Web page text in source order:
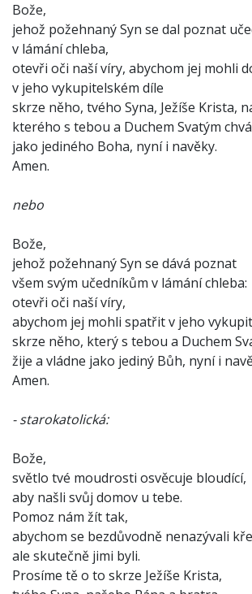
Bože,
jehož požehnaný Syn se dal poznat
v lámání chleba,
otevři oči naší víry, abychom jej mohli
v jeho vykupitelském díle
skrze něho, tvého Syna, Ježíše Krista,
kterého s tebou a Duchem Svatým
jako jediného Boha, nyní i navěky.
Amen.
nebo
Bože,
jehož požehnaný Syn se dává poznat
všem svým učedníkům v lámání chleba:
otevři oči naší víry,
abychom jej mohli spatřit v jeho
skrze něho, který s tebou a Duchem
žije a vládne jako jediný Bůh, nyní i
Amen.
- starokatolická:
Bože,
světlo tvé moudrosti osvěcuje bloudící,
aby našli svůj domov u tebe.
Pomoz nám žít tak,
abychom se bezdůvodně nenazývali
ale skutečně jimi byli.
Prosíme tě o to skrze Ježíše Krista,